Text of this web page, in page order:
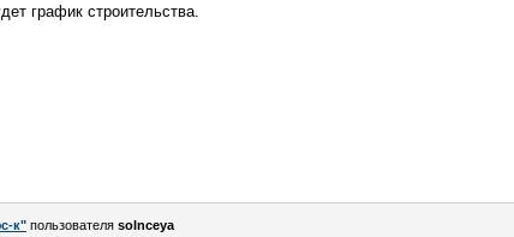
график строительства.
к" пользователя solnceya